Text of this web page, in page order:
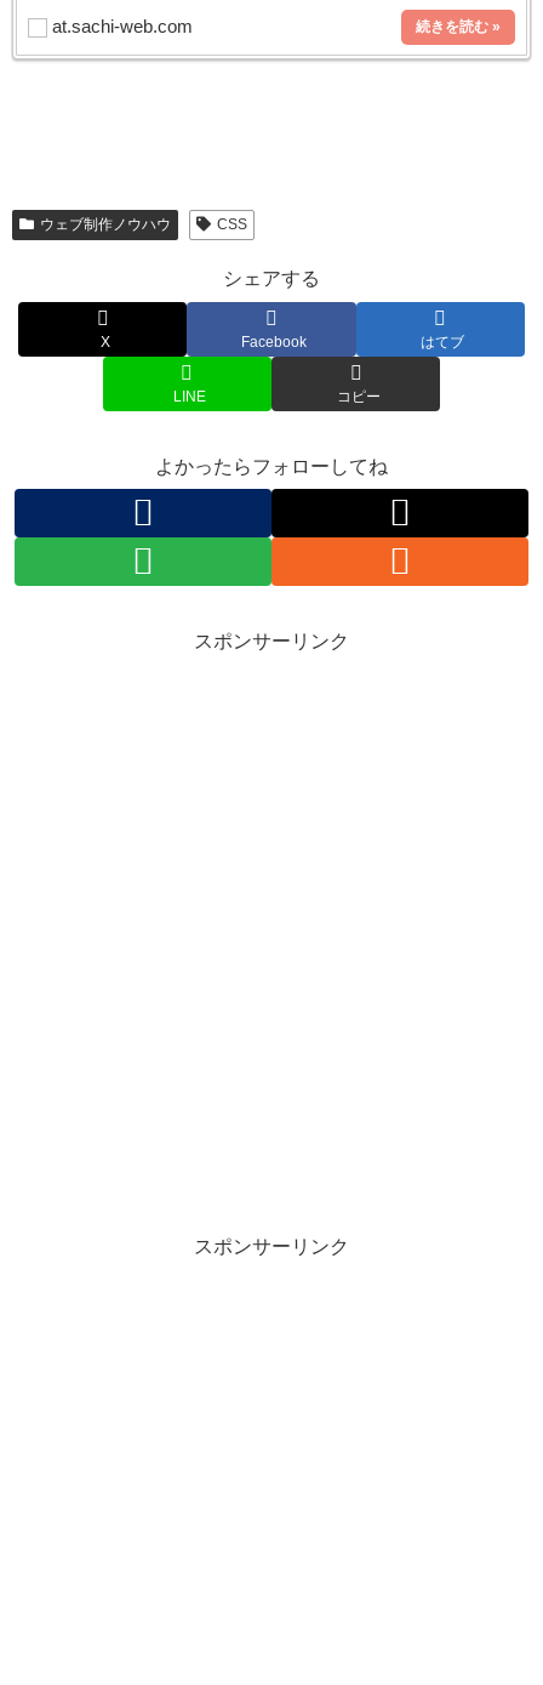
at.sachi-web.com
ウェブ制作ノウハウ CSS
シェアする
X Facebook はてブ
LINE コピー
よかったらフォローしてね
スポンサーリンク
スポンサーリンク